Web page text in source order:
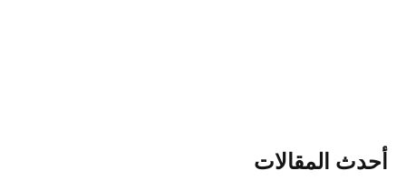
أحدث المقالات